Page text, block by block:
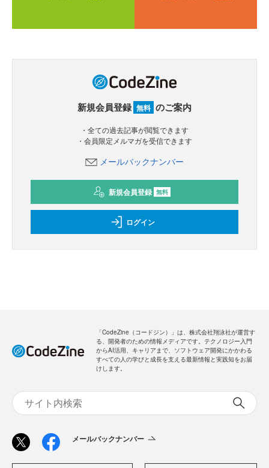
新規会員登録 無料 のご案内
・全ての過去記事が閲覧できます
・会員限定メルマガを受信できます
メールバックナンバー
新規会員登録 無料
ログイン
「CodeZine（コードジン）」は、株式会社翔泳社が運営す
る、開発者のための情報メディアです。テクノロジー入門
からAI活用、キャリアまで、ソフトウェア開発にかかわる
すべての人の学びと成長を支える最新情報と実践知をお届
けします。
メールバックナンバー